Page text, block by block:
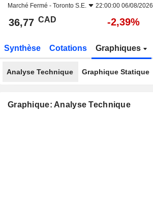
Marché Fermé - Toronto S.E. 22:00:00 06/08/2026
36,77 CAD -2,39%
Synthèse Cotations Graphiques
Analyse Technique Graphique Statique
Graphique: Analyse Technique